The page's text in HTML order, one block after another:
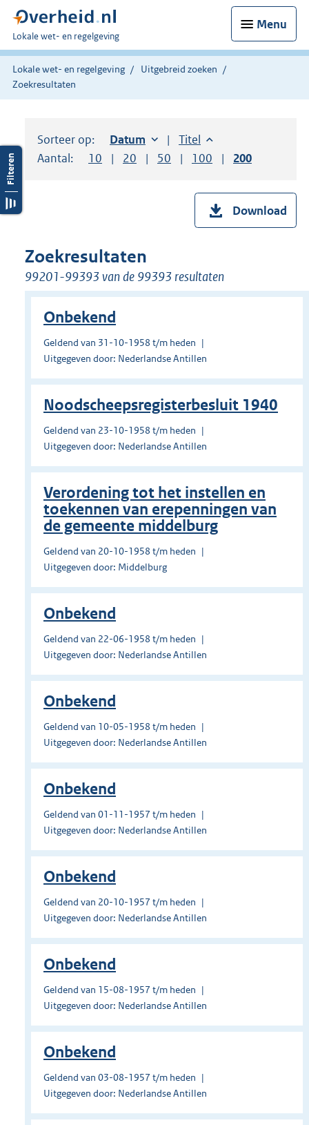
Menu
U
bent
hier:
Lokale wet- en regelgeving
Lokale wet- en regelgeving
Uitgebreid zoeken
Zoekresultaten
Sorteer op: Sorteer op:
Datum oplopendSorteer op:
Titel oplopend
Aantal:
Toon
10 resultaten per pagina
Toon
20 resultaten per pagina
Toon
50 resultaten per pagina
Toon
100 resultaten per
Toon
200
Download
Zoekresultaten
99201-99393 van de 99393 resultaten
Onbekend
Geldend van 31-10-1958 t/m heden
Uitgegeven door: Nederlandse Antillen
Noodscheepsregisterbesluit 1940
Geldend van 23-10-1958 t/m heden
Uitgegeven door: Nederlandse Antillen
Verordening tot het instellen en
toekennen van erepenningen van
de gemeente middelburg
Geldend van 20-10-1958 t/m heden
Uitgegeven door: Middelburg
Onbekend
Geldend van 22-06-1958 t/m heden
Uitgegeven door: Nederlandse Antillen
Onbekend
Geldend van 10-05-1958 t/m heden
Uitgegeven door: Nederlandse Antillen
Onbekend
Geldend van 01-11-1957 t/m heden
Uitgegeven door: Nederlandse Antillen
Onbekend
Geldend van 20-10-1957 t/m heden
Uitgegeven door: Nederlandse Antillen
Onbekend
Geldend van 15-08-1957 t/m heden
Uitgegeven door: Nederlandse Antillen
Onbekend
Geldend van 03-08-1957 t/m heden
Uitgegeven door: Nederlandse Antillen